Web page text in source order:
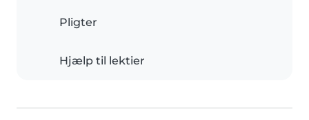
Pligter
Hjælp til lektier